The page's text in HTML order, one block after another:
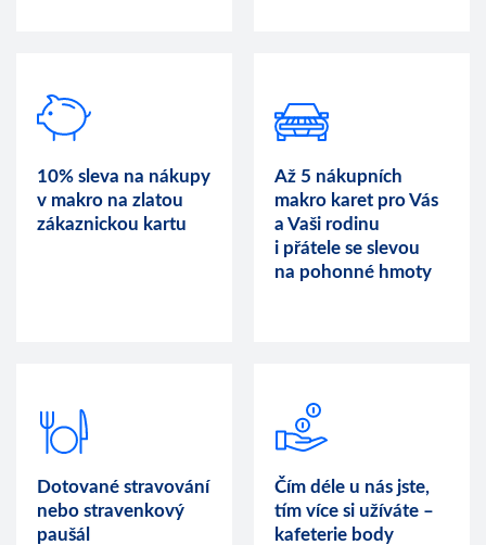
10% sleva na nákupy
v makro na zlatou
zákaznickou kartu
Až 5 nákupních
makro karet pro Vás
a Vaši rodinu
i přátele se slevou
na pohonné hmoty
Dotované stravování
nebo stravenkový
paušál
Čím déle u nás jste,
tím více si užíváte –
kafeterie body